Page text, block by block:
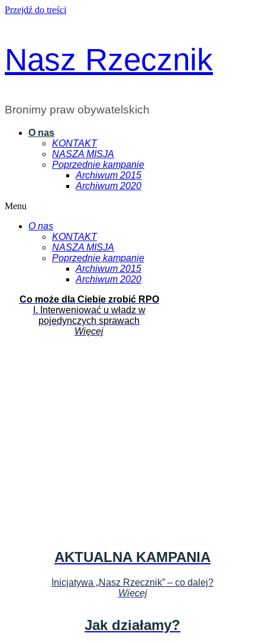
Przejdź do treści
Nasz Rzecznik
Bronimy praw obywatelskich
O nas
KONTAKT
NASZA MISJA
Poprzednie kampanie
Archiwum 2015
Archiwum 2020
Menu
O nas
KONTAKT
NASZA MISJA
Poprzednie kampanie
Archiwum 2015
Archiwum 2020
Co może dla Ciebie zrobić RPO
I. Interweniować u władz w
pojedynczych sprawach
Więcej
AKTUALNA KAMPANIA
Inicjatywa „Nasz Rzecznik” – co dalej?
Więcej
Jak działamy?